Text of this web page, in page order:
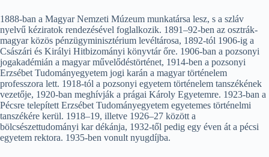
1888-ban a Magyar Nemzeti Múzeum munkatársa lesz, s a szláv
nyelvű kéziratok rendezésével foglalkozik. 1891–92-ben az osztrák-
magyar közös pénzügyminisztérium levéltárosa, 1892-tól 1906-ig a
Császári és Királyi Hitbizományi könyvtár őre. 1906-ban a pozsonyi
jogakadémián a magyar művelődéstörténet, 1914-ben a pozsonyi
Erzsébet Tudományegyetem jogi karán a magyar történelem
professzora lett. 1918-tól a pozsonyi egyetem történelem tanszékének
vezetője, 1920-ban meghívják a prágai Károly Egyetemre. 1923-ban a
Pécsre telepített Erzsébet Tudományegyetem egyetemes történelmi
tanszékére kerül. 1918–19, illetve 1926–27 között a
bölcsészettudományi kar dékánja, 1932-től pedig egy éven át a pécsi
egyetem rektora. 1935-ben vonult nyugdíjba.